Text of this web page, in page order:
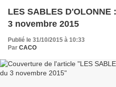
LES SABLES
3 novembre 2015
Publié le 31/10/2015 à 10:33
Par CACO